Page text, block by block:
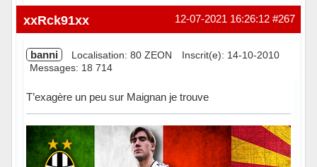
Hors ligne #267
12-07-2021 16:26:12
xxRck91xx
banni Localisation: 80 ZEON
Inscrit(e): 14-10-2010
Messages: 18 714
T’exagère un peu sur Maignan je trouve